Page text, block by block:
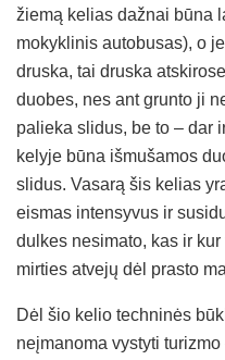
žiemą kelias dažnai būna
mokyklinis autobusas), o
druska, tai druska
duobes, nes ant grunto ji
palieka slidus, be to – dar
kelyje būna išmušamos
slidus. Vasarą šis kelias
eismas intensyvus ir
dulkes nesimato, kas ir
mirties atvejų dėl prasto
Dėl šio kelio techninės
neįmanoma vystyti